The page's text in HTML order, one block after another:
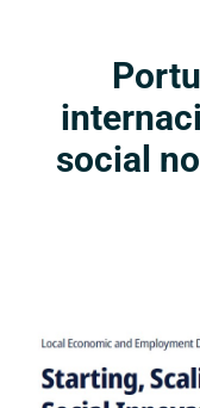
social